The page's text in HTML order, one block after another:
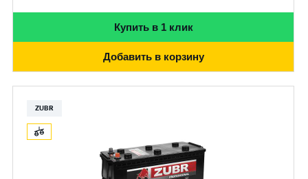
Купить в 1 клик
Добавить в корзину
ZUBR